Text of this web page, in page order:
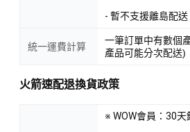
- 暫不支援離島配送
統一運費計算
一筆訂單中有數個
產品可能分次配送)
火箭速配退換貨政策
※ WOW會員：30